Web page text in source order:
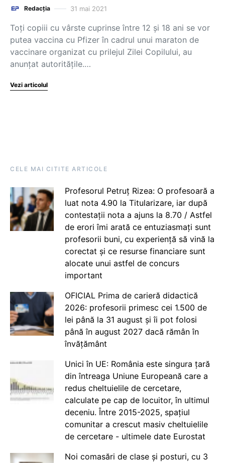
Redacția 31 mai 2021
Toți copiii cu vârste cuprinse între 12 și 18 ani se vor
putea vaccina cu Pfizer în cadrul unui maraton de
vaccinare organizat cu prilejul Zilei Copilului, au
anunțat autoritățile.…
Vezi articolul
CELE MAI CITITE ARTICOLE
Profesorul Petruț Rizea: O profesoară a
luat nota 4.90 la Titularizare, iar după
contestații nota a ajuns la 8.70 / Astfel
de erori îmi arată ce entuziasmați sunt
profesorii buni, cu experiență să vină la
corectat și ce resurse financiare sunt
alocate unui astfel de concurs
important
OFICIAL Prima de carieră didactică
2026: profesorii primesc cei 1.500 de
lei până la 31 august și îi pot folosi
până în august 2027 dacă rămân în
învățământ
Unici în UE: România este singura țară
din întreaga Uniune Europeană care a
redus cheltuielile de cercetare,
calculate pe cap de locuitor, în ultimul
deceniu. Între 2015-2025, spațiul
comunitar a crescut masiv cheltuielile
de cercetare - ultimele date Eurostat
Noi comasări de clase și posturi, cu 3